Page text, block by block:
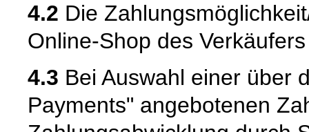
4.2 Die
Online-Shop des
4.3 Bei Auswahl einer über
Payments" angebotenen